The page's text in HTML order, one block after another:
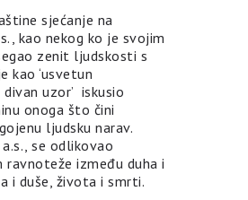
sjećanje na
kao nekog ko je svojim
zenit ljudskosti s
kao ‘usvetun
uzor’ iskusio
onoga što čini
ljudsku narav.
se odlikovao
ravnoteže između duha i
i duše, života i smrti.